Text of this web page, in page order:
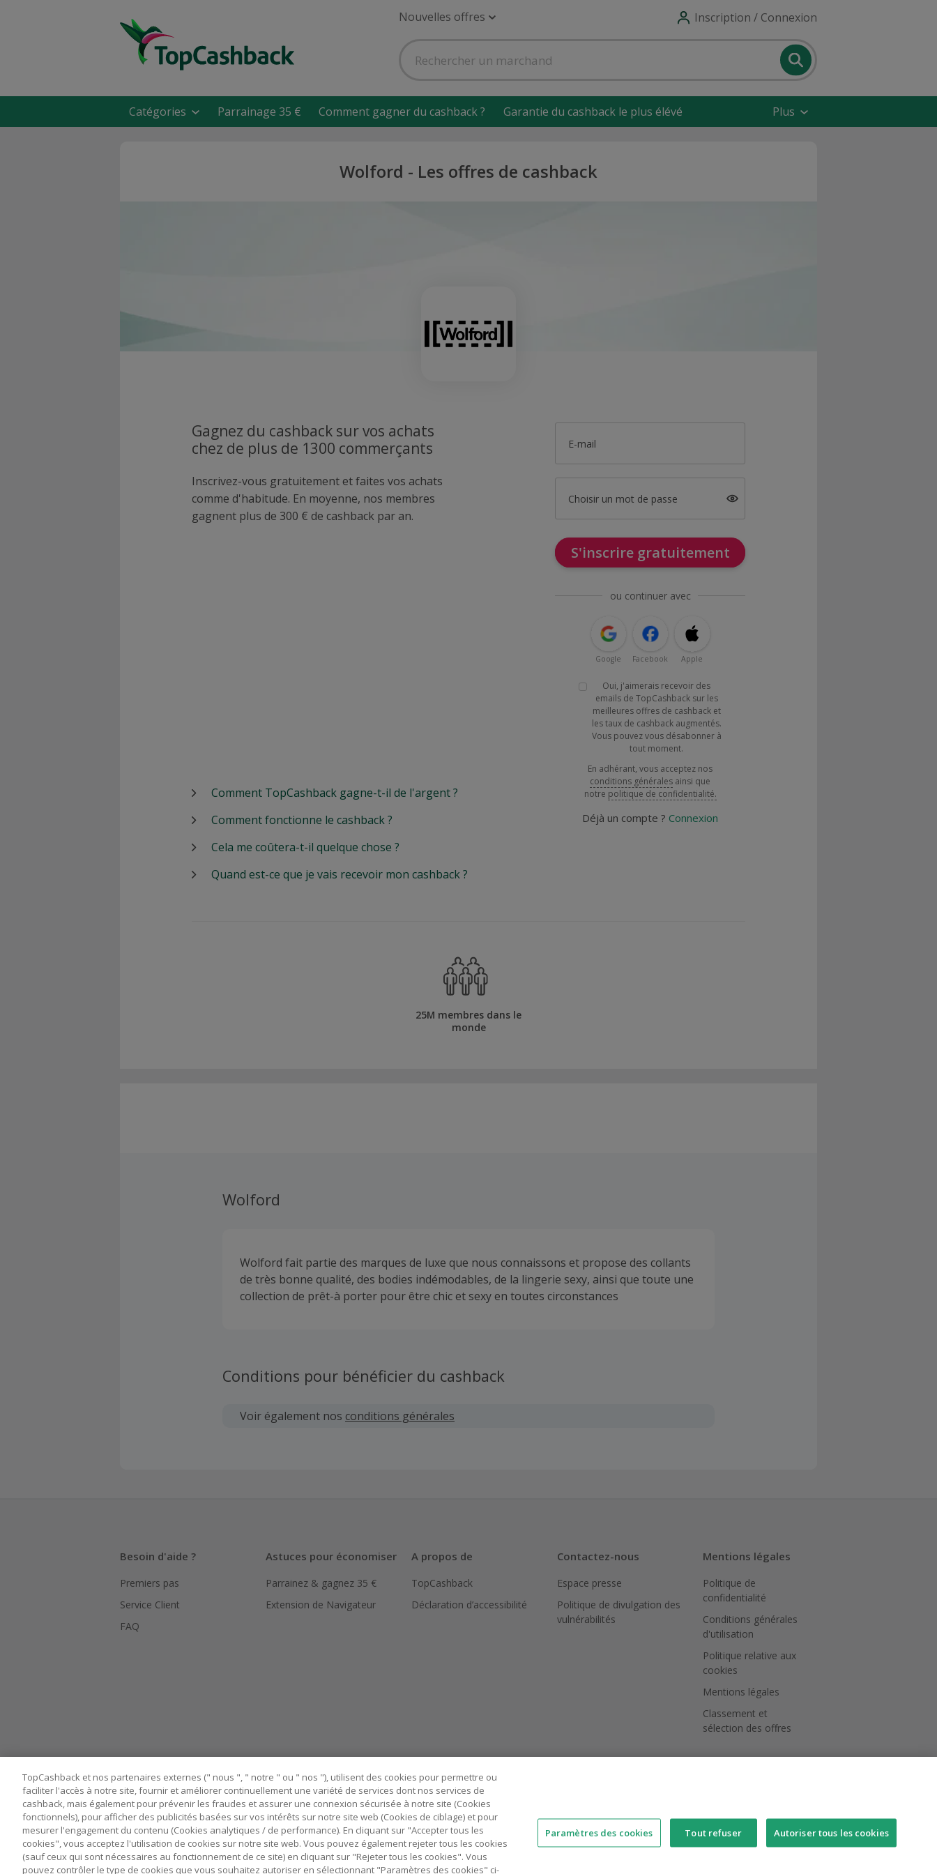
Nouvelles offres Inscription / Connexion
Catégories Parrainage 35 € Comment gagner du cashback ? Garantie du cashback le plus élévé Plus
Wolford - Les offres de cashback
Gagnez du cashback sur vos achats
chez de plus de 1300 commerçants
Inscrivez-vous gratuitement et faites vos achats
comme d'habitude. En moyenne, nos membres
gagnent plus de 300 € de cashback par an.
E-mail
Choisir un mot de passe
S'inscrire gratuitement
ou continuer avec
Google Facebook Apple
Oui, j'aimerais recevoir des
emails de TopCashback sur les
meilleures offres de cashback et
les taux de cashback augmentés.
Vous pouvez vous désabonner à
tout moment.
En adhérant, vous acceptez nos
conditions générales ainsi que
notre politique de confidentialité.
Déjà un compte ? Connexion
Comment TopCashback gagne-t-il de l'argent ?
Comment fonctionne le cashback ?
Cela me coûtera-t-il quelque chose ?
Quand est-ce que je vais recevoir mon cashback ?
25M membres dans le
monde
Wolford
Wolford fait partie des marques de luxe que nous connaissons et propose des collants
de très bonne qualité, des bodies indémodables, de la lingerie sexy, ainsi que toute une
collection de prêt-à porter pour être chic et sexy en toutes circonstances
Conditions pour bénéficier du cashback
Voir également nos conditions générales
Besoin d'aide ?
Premiers pas
Service Client
FAQ
Astuces pour économiser
Parrainez & gagnez 35 €
Extension de Navigateur
A propos de
TopCashback
Déclaration d’accessibilité
Contactez-nous
Espace presse
Politique de divulgation des
vulnérabilités
Mentions légales
Politique de
confidentialité
Conditions générales
d'utilisation
Politique relative aux
cookies
Mentions légales
Classement et
sélection des offres
Nos sites UK US CN JP DE AU IT ES
TopCashback et nos partenaires externes (" nous ", " notre " ou " nos "), utilisent des cookies pour permettre ou
faciliter l'accès à notre site, fournir et améliorer continuellement une variété de services dont nos services de
cashback, mais également pour prévenir les fraudes et assurer une connexion sécurisée à notre site (Cookies
fonctionnels), pour afficher des publicités basées sur vos intérêts sur notre site web (Cookies de ciblage) et pour
mesurer l'engagement du contenu (Cookies analytiques / de performance). En cliquant sur "Accepter tous les
cookies", vous acceptez l'utilisation de cookies sur notre site web. Vous pouvez également rejeter tous les cookies
(sauf ceux qui sont nécessaires au fonctionnement de ce site) en cliquant sur "Rejeter tous les cookies". Vous
pouvez contrôler le type de cookies que vous souhaitez autoriser en sélectionnant "Paramètres des cookies" ci-
Paramètres des cookies Tout refuser Autoriser tous les cookies